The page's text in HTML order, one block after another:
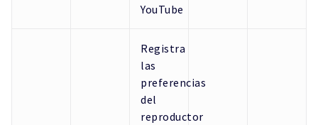
YouTube
Registra
las
preferencias
del
reproductor